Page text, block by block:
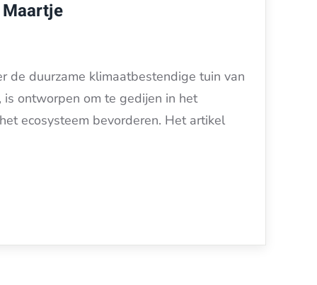
de duurzame klimaatbestendige tuin van
ontworpen om te gedijen in het
ecosysteem bevorderen. Het artikel